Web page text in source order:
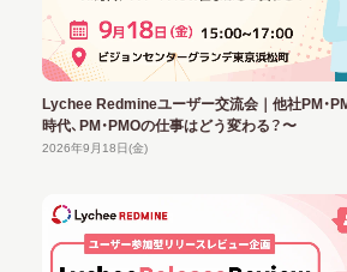
Lychee Redmineユーザー交流会｜他社PM・
時代、PM・PMOの仕事はどう変わる？〜
2026年9月18日(金)